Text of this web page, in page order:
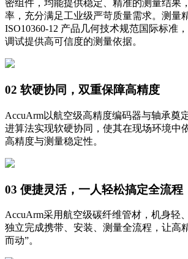
密组件，均能提供稳定、精准的测量结果
率，充分满足工业级严苛质量需求。测量
ISO10360-12 产品几何技术规范国际标准
调试提供高可信度的测量依据。
02 软硬协同，双重保障高精度
AccuArm以航空级高精度编码器与轴承奠
进算法实现软硬协同，使其在现场环境中
高精度与测量稳定性。
03 便捷灵活，一人轻松搞定全流程
AccuArm采用航空级碳纤维管材，机身轻
独立完成携带、安装、测量全流程，让高
而动”。